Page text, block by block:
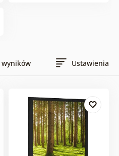
wyników Ustawienia